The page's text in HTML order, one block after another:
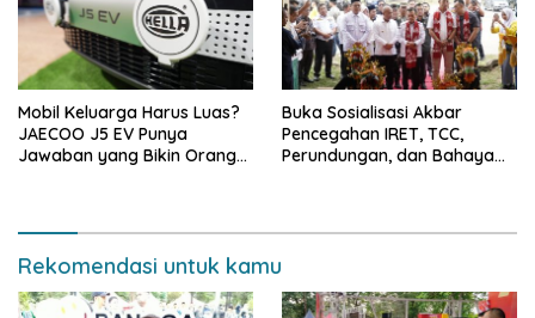
Mobil Keluarga Harus Luas?
JAECOO J5 EV Punya
Jawaban yang Bikin Orang
Buka Sosialisasi Akbar
Pencegahan IRET, TCC,
Perundungan, dan Bahaya
depan sudah ada di tangan”
Rekomendasi untuk kamu